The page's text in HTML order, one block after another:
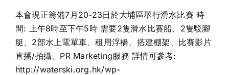
本會現正籌備7月20-23日於大埔區舉行滑水比賽 時
間: 上午8時至下午5時 需要2隻滑水比賽船、2隻駁腳
艇、2部水上電單車、租用浮橋、搭建棚架、比賽影片
直播/拍攝、PR Marketing服務 詳情可參考:
http://waterski.org.hk/wp-